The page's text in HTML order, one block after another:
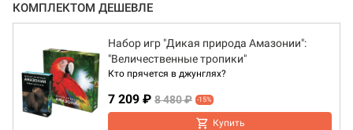
КОМПЛЕКТОМ ДЕШЕВЛЕ
Набор игр "Дикая природа Амазонии":
"Величественные тропики"
Кто прячется в джунглях?
7 209 ₽ 8 480 ₽ -15%
Купить